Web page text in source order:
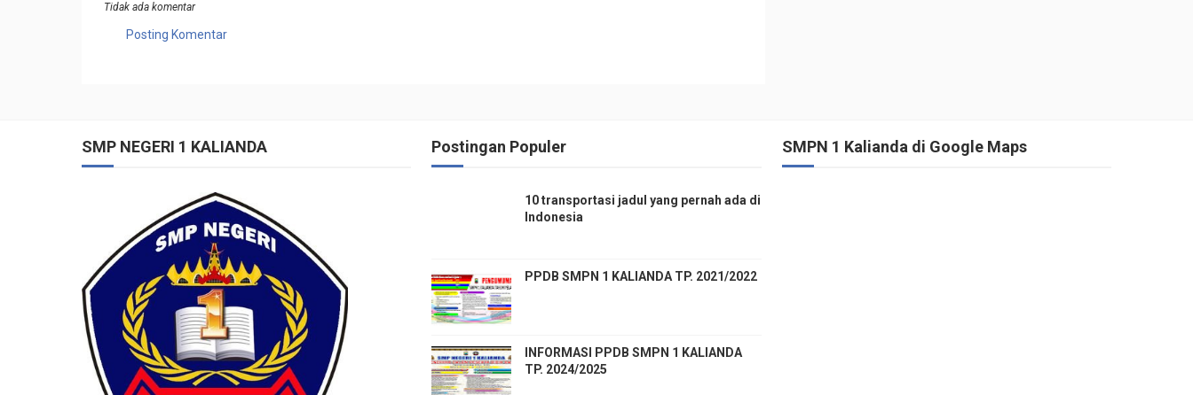
Tidak ada komentar
Posting Komentar
SMP NEGERI 1 KALIANDA Postingan Populer
10 transportasi jadul yang pernah ada di
Indonesia
PPDB SMPN 1 KALIANDA TP. 2021/2022
INFORMASI PPDB SMPN 1 KALIANDA
TP. 2024/2025
SMPN 1 Kalianda di Google Maps